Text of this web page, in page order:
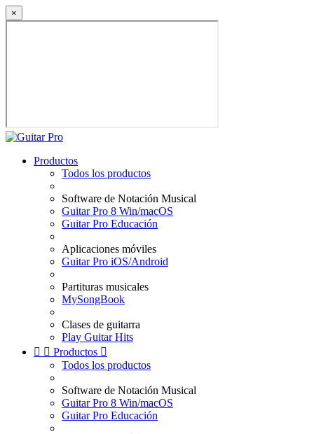
×
Productos
Todos los productos
Software de Notación Musical
Guitar Pro 8 Win/macOS
Guitar Pro Educación
Aplicaciones móviles
Guitar Pro iOS/Android
Partituras musicales
MySongBook
Clases de guitarra
Play Guitar Hits
  Productos 
Todos los productos
Software de Notación Musical
Guitar Pro 8 Win/macOS
Guitar Pro Educación